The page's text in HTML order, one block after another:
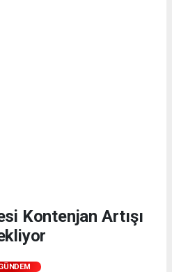
Kontenjan Artışı